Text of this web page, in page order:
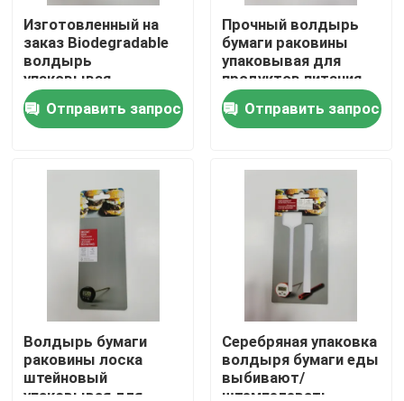
Отправить запрос
Напечатанная упаковывая коробка
Изготовленные на заказ упаковывая коробки
напечатанная рифленая коробка
Коробка свечи упаковывая
Умирает коробка отрезка упаковывая
Изготовленный на
заказ Biodegradable
волдырь
упаковывая
пластиковую
раковину упаковывая
для еды
Отправить запрос
Прочный волдырь
бумаги раковины
упаковывая для
продуктов питания
FSC
Отправить запрос
Волдырь бумаги
раковины лоска
штейновый
упаковывая для
Серебряная упаковка
волдыря бумаги еды
выбивают/
штемпелевать